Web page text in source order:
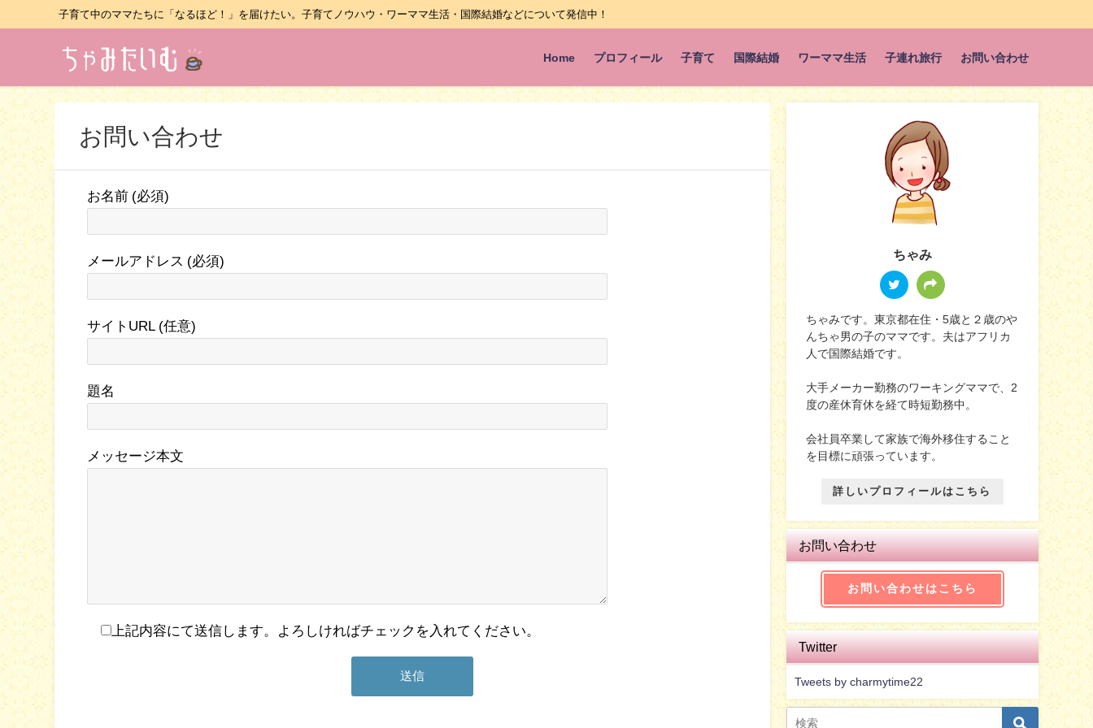
子育て中のママたちに「なるほど！」を届けたい。子育てノウハウ・ワーママ生活・国際結婚などについて発信中！
Home プロフィール 子育て 国際結婚 ワーママ生活 子連れ旅行 お問い合わせ
お問い合わせ
お名前 (必須)
メールアドレス (必須)
サイトURL (任意)
題名
メッセージ本文
上記内容にて送信します。よろしければチェックを入れてください。
ちゃみ
ちゃみです。東京都在住・5歳と２歳のや
んちゃ男の子のママです。夫はアフリカ
人で国際結婚です。
大手メーカー勤務のワーキングママで、2
度の産休育休を経て時短勤務中。
会社員卒業して家族で海外移住すること
を目標に頑張っています。
詳しいプロフィールはこちら
お問い合わせ
お問い合わせはこちら
Twitter
Tweets by charmytime22